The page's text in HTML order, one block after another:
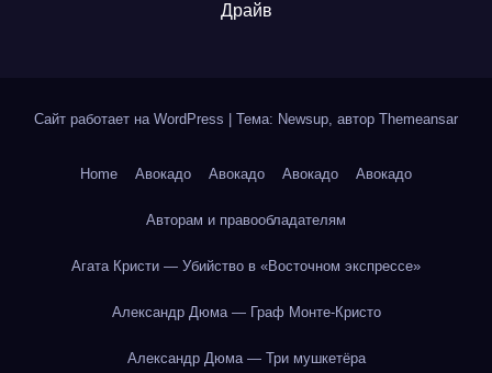
Драйв
Сайт работает на WordPress Тема: Newsup, автор Themeansar
Home Авокадо Авокадо Авокадо Авокадо
Авторам и правообладателям
Агата Кристи — Убийство в «Восточном экспрессе»
Александр Дюма — Граф Монте-Кристо
Александр Дюма — Три мушкетёра